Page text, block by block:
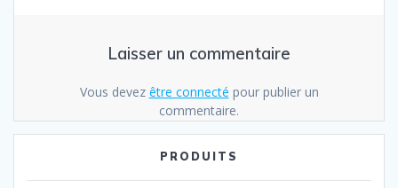
Laisser un commentaire
Vous devez être connecté pour publier un
commentaire.
PRODUITS